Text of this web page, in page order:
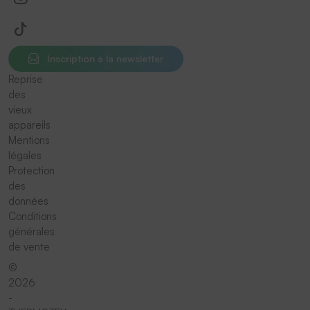
Inscription à la newsletter
Reprise
des
vieux
appareils
Mentions
légales
Protection
des
données
Conditions
générales
de vente
©
2026
-